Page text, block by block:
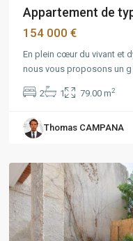
Appartement de
154 000 €
En plein cœur du vivant et
nous vous proposons un g
2 1 79.00 m2
Thomas CAMPANA
PACA
Marseille